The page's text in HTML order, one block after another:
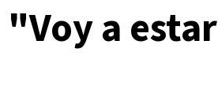
a